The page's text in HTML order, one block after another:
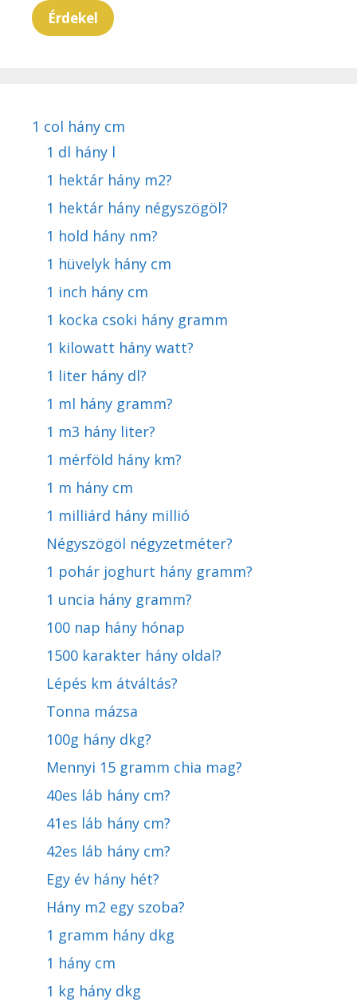
Érdekel
1 col hány cm
1 dl hány l
1 hektár hány m2?
1 hektár hány négyszögöl?
1 hold hány nm?
1 hüvelyk hány cm
1 inch hány cm
1 kocka csoki hány gramm
1 kilowatt hány watt?
1 liter hány dl?
1 ml hány gramm?
1 m3 hány liter?
1 mérföld hány km?
1 m hány cm
1 milliárd hány millió
Négyszögöl négyzetméter?
1 pohár joghurt hány gramm?
1 uncia hány gramm?
100 nap hány hónap
1500 karakter hány oldal?
Lépés km átváltás?
Tonna mázsa
100g hány dkg?
Mennyi 15 gramm chia mag?
40es láb hány cm?
41es láb hány cm?
42es láb hány cm?
Egy év hány hét?
Hány m2 egy szoba?
1 gramm hány dkg
1 hány cm
1 kg hány dkg